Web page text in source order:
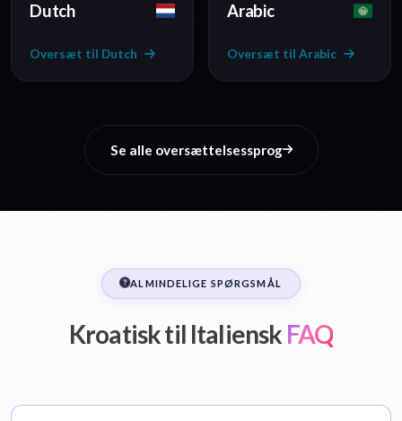
Dutch
Oversæt til Dutch
Arabic
Oversæt til Arabic
Se alle oversættelsessprog
ALMINDELIGE SPØRGSMÅL
Kroatisk til Italiensk FAQ